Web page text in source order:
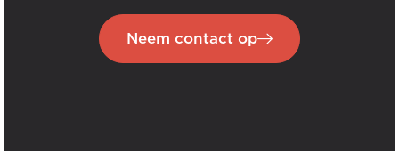
Neem contact op